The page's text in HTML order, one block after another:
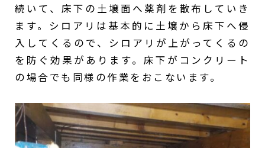
続いて、床下の土壌面へ薬剤を散布していき
ます。シロアリは基本的に土壌から床下へ侵
入してくるので、シロアリが上がってくるの
を防ぐ効果があります。床下がコンクリート
の場合でも同様の作業をおこないます。